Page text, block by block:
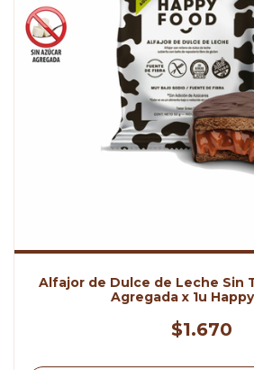
Alfajor de Dulce de Leche Sin
Agregada x 1u
$1.670